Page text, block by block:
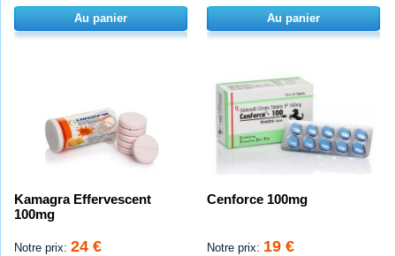
Au panier Au panier
Kamagra Effervescent
100mg
Notre prix: 24 €
Cenforce 100mg
Notre prix: 19 €